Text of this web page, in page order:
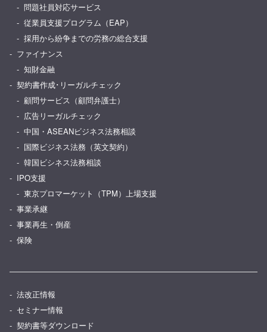
問題社員対応サービス
従業員支援プログラム（EAP）
採用から紛争までの労務の総合支援
ファイナンス
知財金融
契約書作成･リーガルチェック
顧問サービス（顧問弁護士）
広告リーガルチェック
中国・ASEANビジネス法務相談
国際ビジネス法務（英文契約）
韓国ビシネス法務相談
IPO支援
東京プロマーケット（TPM）上場支援
事業承継
事業再生・倒産
保険
法改正情報
セミナー情報
契約書等ダウンロード